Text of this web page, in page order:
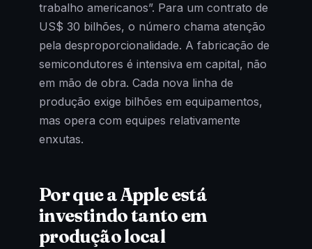
trabalho americanos”. Para um contrato de
US$ 30 bilhões, o número chama atenção
pela desproporcionalidade. A fabricação de
semicondutores é intensiva em capital, não
em mão de obra. Cada nova linha de
produção exige bilhões em equipamentos,
mas opera com equipes relativamente
enxutas.
Por que a Apple está
investindo tanto em
produção local